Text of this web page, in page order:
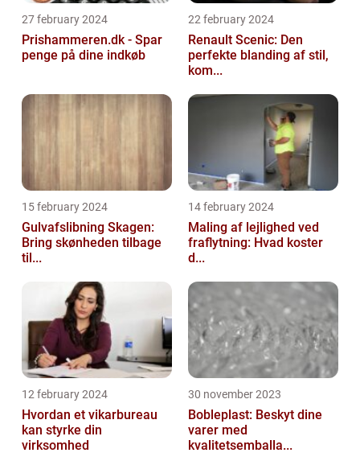
27 february 2024
Prishammeren.dk - Spar
penge på dine indkøb
22 february 2024
Renault Scenic: Den
perfekte blanding af stil,
kom...
15 february 2024
Gulvafslibning Skagen:
Bring skønheden tilbage
til...
14 february 2024
Maling af lejlighed ved
fraflytning: Hvad koster
d...
12 february 2024
Hvordan et vikarbureau
kan styrke din
virksomhed
30 november 2023
Bobleplast: Beskyt dine
varer med
kvalitetsemballa...